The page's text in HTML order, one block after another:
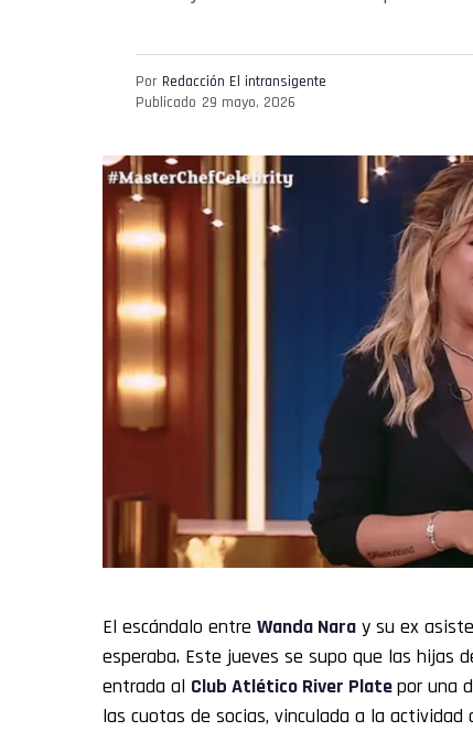
Por Redacción El intransigente
Publicado 29 mayo, 2026
El escándalo entre Wanda Nara y su ex
esperaba. Este jueves se supo que las hijas
entrada al Club Atlético River Platepor una
las cuotas de socias, vinculada a la